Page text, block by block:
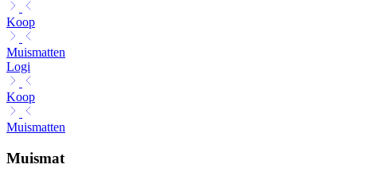
Koop
Muismatten
Logi
Koop
Muismatten
Muismat